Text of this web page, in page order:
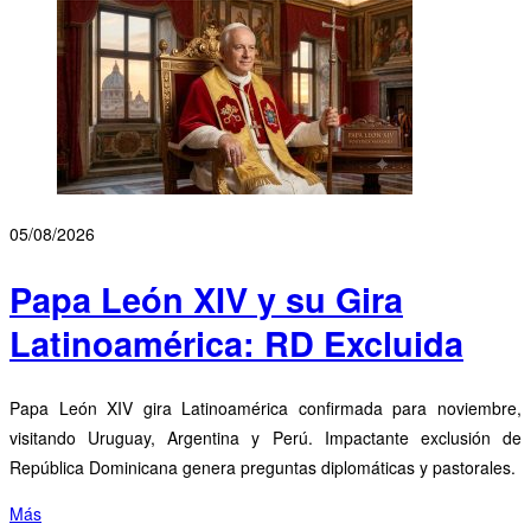
05/08/2026
Papa León XIV y su Gira
Latinoamérica: RD Excluida
Papa León XIV gira Latinoamérica confirmada para noviembre,
visitando Uruguay, Argentina y Perú. Impactante exclusión de
República Dominicana genera preguntas diplomáticas y pastorales.
Más